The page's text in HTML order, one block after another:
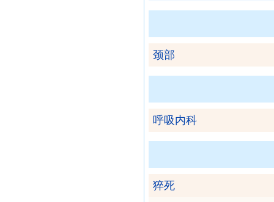
颈部
呼吸内科
猝死